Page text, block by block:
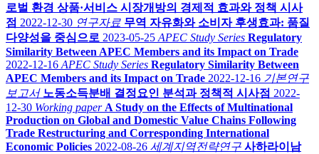
로벌 환경 상품·서비스 시장개방의 경제적 효과와 정책 시사
점 2022-12-30 연구자료 무역 자유화와 소비자 후생효과: 품질
다양성을 중심으로 2023-05-25 APEC Study Series Regulatory
Similarity Between APEC Members and its Impact on Trade
2022-12-16 APEC Study Series Regulatory Similarity Between
APEC Members and its Impact on Trade 2022-12-16 기본연구
보고서 노동소득분배 결정요인 분석과 정책적 시사점 2022-
12-30 Working paper A Study on the Effects of Multinational
Production on Global and Domestic Value Chains Following
Trade Restructuring and Corresponding International
Economic Policies 2022-08-26 세계지역전략연구 사하라이남